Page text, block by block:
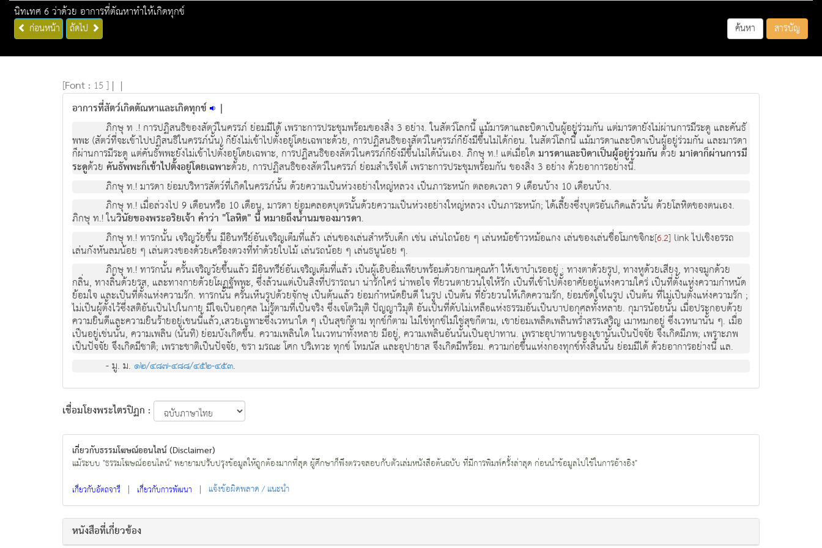
นิทเทศ 6 ว่าด้วย อาการที่ตัณหาทำให้เกิดทุกข์
ก่อนหน้า ถัดไป ค้นหา สารบัญ
[Font : 15 ] | |
อาการที่สัตว์เกิดตัณหาและเกิดทุกข์ |
ภิกษุ ท .! การปฏิสนธิของสัตว์ในครรภ์ ย่อมมีได้ เพราะการประชุมพร้อมของสิ่ง 3 อย่าง. ในสัตว์โลกนี้ แม้มารดาและบิดาเป็นผู้อยู่ร่วมกัน แต่มารดายังไม่ผ่านการมีระดู และคันธั
พพะ (สัตว์ที่จะเข้าไปปฏิสนธิในครรภ์นั้น) ก็ยังไม่เข้าไปตั้งอยู่โดยเฉพาะด้วย, การปฏิสนธิของสัตว์ในครรภ์ก็ยังมีขึ้นไม่ได้ก่อน. ในสัตว์โลกนี้ แม้มารดาและบิดาเป็นผู้อยู่ร่วมกัน และมารดา
ก็ผ่านการมีระดู แต่คันธัพพะยังไม่เข้าไปตั้งอยู่โดยเฉพาะ, การปฏิสนธิของสัตว์ในครรภ์ก็ยังมีขึ้นไม่ได้นั่นเอง. ภิกษุ ท.! แต่เมื่อใด มารดาและบิดาเป็นผู้อยู่ร่วมกัน ด้วย มาiดาก็ผ่านการมี
ระดูด้วย คันธัพพะก็เข้าไปตั้งอยู่โดยเฉพาะด้วย, การปฏิสนธิของสัตว์ในครรภ์ ย่อมสำเร็จได้ เพราะการประชุมพร้อมกัน ของสิ่ง 3 อย่าง ด้วยอาการอย่างนี้.
ภิกษุ ท.! มารดา ย่อมบริหารสัตว์ที่เกิดในครรภ์นั้น ด้วยความเป็นห่วงอย่างใหญ่หลวง เป็นภาระหนัก ตลอดเวลา 9 เดือนบ้าง 10 เดือนบ้าง.
ภิกษุ ท.! เมื่อล่วงไป 9 เดือนหรือ 10 เดือน, มารดา ย่อมคลอดบุตรนั้นด้วยความเป็นห่วงอย่างใหญ่หลวง เป็นภาระหนัก; ได้เลี้ยงซึ่งบุตรอันเกิดแล้วนั้น ด้วยโลหิตของตนเอง.
ภิกษุ ท.! ในวินัยของพระอริยเจ้า คำว่า "โลหิต" นี้ หมายถึงน้ำนมของมารดา.
ภิกษุ ท.! ทารกนั้น เจริญวัยขึ้น มีอินทรีย์อันเจริญเต็มที่แล้ว เล่นของเล่นสำหรับเด็ก เช่น เล่นไถน้อย ๆ เล่นหม้อข้าวหม้อแกง เล่นของเล่นชื่อโมกขจิกะ[6.2] link ไปเชิงอรรถ
เล่นกังหันลมน้อย ๆ เล่นตวงของด้วยเครื่องตวงที่ทำด้วยใบไม้ เล่นรถน้อย ๆ เล่นธนูน้อย ๆ.
ภิกษุ ท.! ทารกนั้น ครั้นเจริญวัยขึ้นแล้ว มีอินทรีย์อันเจริญเต็มที่แล้ว เป็นผู้เอิบอิ่มเพียบพร้อมด้วยกามคุณห้า ให้เขาบำเรออยู่ : ทางตาด้วยรูป, ทางหูด้วยเสียง, ทางจมูกด้วย
กลิ่น, ทางลิ้นด้วยรส, และทางกายด้วยโผฏฐัพพะ, ซึ่งล้วนแต่เป็นสิ่งที่ปรารถนา น่ารักใคร่ น่าพอใจ ที่ยวนตายวนใจให้รัก เป็นที่เข้าไปตั้งอาศัยอยู่แห่งความใคร่ เป็นที่ตั้งแห่งความกำหนัด
ย้อมใจ และเป็นที่ตั้งแห่งความรัก. ทารกนั้น ครั้นเห็นรูปด้วยจักษุ เป็นต้นแล้ว ย่อมกำหนัดยินดี ในรูป เป็นต้น ที่ยั่วยวนให้เกิดความรัก, ย่อมขัดใจในรูป เป็นต้น ที่ไม่เป็นตั้งแห่งความรัก ;
ไม่เป็นผู้ตั้งไว้ซึ่งสติอันเป็นไปในกาย มีใจเป็นอกุศล ไม่รู้ตามที่เป็นจริง ซึ่งเจโตวิมุติ ปัญญาวิมุติ อันเป็นที่ดับไม่เหลือแห่งธรรมอันเป็นบาปอกุศลทั้งหลาย. กุมารน้อยนั้น เมื่อประกอบด้วย
ความยินดีและความยินร้ายอยู่เชนนี้แล้ว,เสวยเฉพาะซึ่งเวทนาใด ๆ เป็นสุขก็ตาม ทุกข์ก็ตาม ไม่ใช่ทุกข์ไม่ใช่สุขก็ตาม, เขาย่อมเพลิดเพลินพร่ำสรรเสริญ เมาหมกอยู่ ซึ่งเวทนานั้น ๆ. เมื่อ
เป็นอยู่เช่นนั้น, ความเพลิน (นันทิ) ย่อมบังเกิดขึ้น. ความเพลินใด ในเวทนาทั้งหลาย มีอยู่, ความเพลินอันนั้นเป็นอุปาทาน. เพราะอุปาทานของเขานั้นเป็นปัจจัย จึงเกิดมีภพ; เพราะภพ
เป็นปัจจัย จึงเกิดมีชาติ; เพราะชาติเป็นปัจจัย, ชรา มรณะ โศก ปริเทวะ ทุกข์ โทมนัส และอุปายาส จึงเกิดมีพร้อม. ความก่อขึ้นแห่งกองทุกข์ทั้งสิ้นนั้น ย่อมมีได้ ด้วยอาการอย่างนี้ แล.
- มู. ม.๑๒/๔๘๗-๔๘๘/๔๕๒-๔๕๓.
เชื่อมโยงพระไตรปิฏก :
เกี่ยวกับธรรมโฆษณ์ออนไลน์ (Disclaimer)
แม้ระบบ "ธรรมโฆษณ์ออนไลน์" พยายามปรับปรุงข้อมูลให้ถูกต้องมากที่สุด ผู้ศึกษาก็พึงตรวจสอบกับตัวเล่มหนังสือต้นฉบับ ที่มีการพิมพ์ครั้งล่าสุด ก่อนนำข้อมูลไปใช้ในการอ้างอิง"
เกี่ยวกับอัตถจารี | เกี่ยวกับการพัฒนา | แจ้งข้อผิดพลาด / แนะนำ
หนังสือที่เกี่ยวข้อง